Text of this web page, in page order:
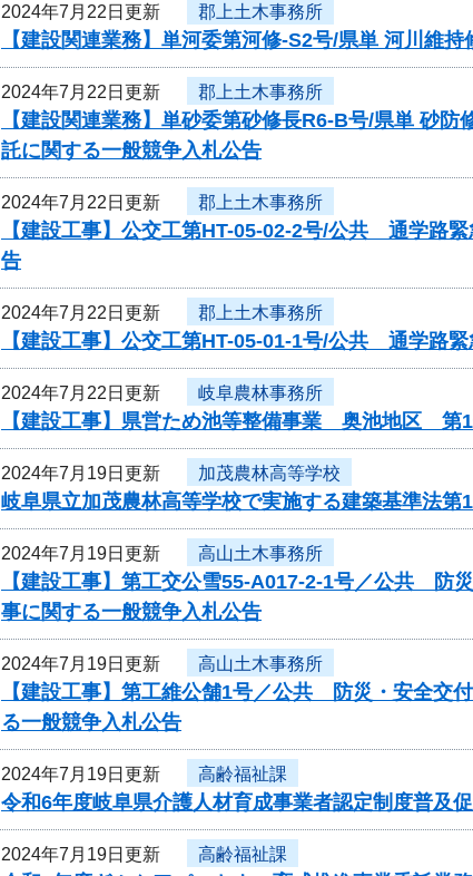
2024年7月22日更新 郡上土木事務所
【建設関連業務】単河委第河修-S2号/県単 河川維
2024年7月22日更新 郡上土木事務所
【建設関連業務】単砂委第砂修長R6-B号/県単 砂
託に関する一般競争入札公告
2024年7月22日更新 郡上土木事務所
【建設工事】公交工第HT-05-02-2号/公共 通学路
告
2024年7月22日更新 郡上土木事務所
【建設工事】公交工第HT-05-01-1号/公共 通学路
2024年7月22日更新 岐阜農林事務所
【建設工事】県営ため池等整備事業 奥池地区 第
2024年7月19日更新 加茂農林高等学校
岐阜県立加茂農林高等学校で実施する建築基準法
2024年7月19日更新 高山土木事務所
【建設工事】第工交公雪55-A017-2-1号／公共
事に関する一般競争入札公告
2024年7月19日更新 高山土木事務所
【建設工事】第工維公舗1号／公共 防災・安全
る一般競争入札公告
2024年7月19日更新 高齢福祉課
令和6年度岐阜県介護人材育成事業者認定制度普及
2024年7月19日更新 高齢福祉課